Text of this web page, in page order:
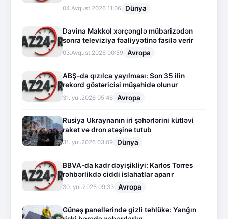
04.Avqust.2026 11:06 Dünya
Davina Makkol xərçənglə mübarizədən
sonra televiziya fəaliyyətinə fasilə verir
03.Avqust.2026 00:59 Avropa
ABŞ-da qızılca yayılması: Son 35 ilin
rekord göstəricisi müşahidə olunur
31.İyul.2026 05:46 Avropa
Rusiya Ukraynanın iri şəhərlərini kütləvi
raket və dron atəşinə tutub
31.İyul.2026 03:09 Dünya
BBVA-da kadr dəyişikliyi: Karlos Torres
rəhbərlikdə ciddi islahatlar aparır
30.İyul.2026 09:33 Avropa
Günəş panellərində gizli təhlükə: Yanğın